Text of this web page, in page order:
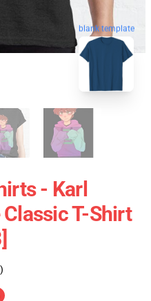
blank template
- Karl
T-Shirt